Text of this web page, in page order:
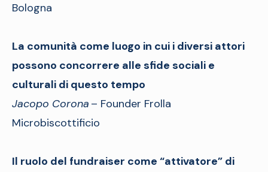
Bologna
La comunità come luogo in cui i diversi attori
possono concorrere alle sfide sociali e
culturali di questo tempo
Jacopo Corona – Founder Frolla
Microbiscottificio
Il ruolo del fundraiser come “attivatore” di